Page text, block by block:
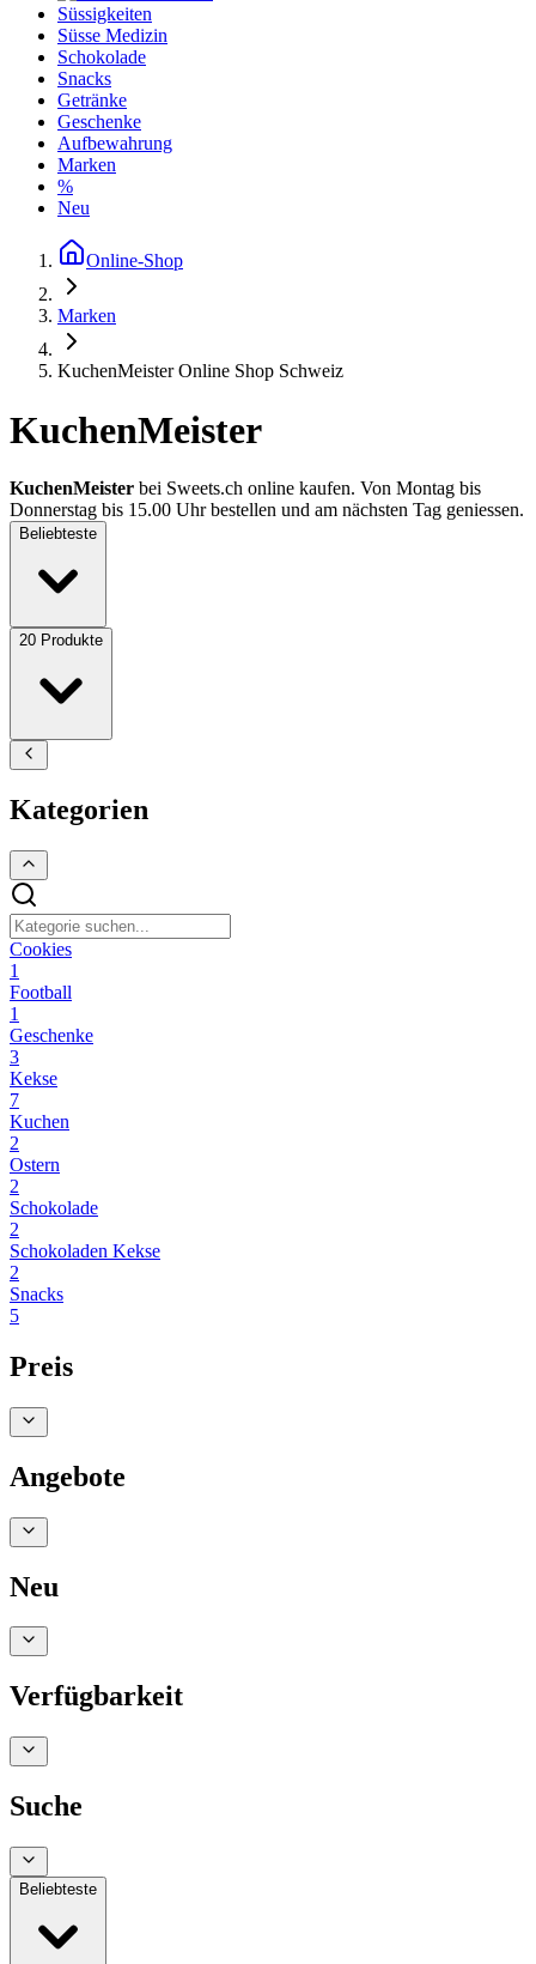
Süssigkeiten
Süsse Medizin
Schokolade
Snacks
Getränke
Geschenke
Aufbewahrung
Marken
%
Neu
Online-Shop
Marken
KuchenMeister Online Shop Schweiz
KuchenMeister
KuchenMeister bei Sweets.ch online kaufen. Von Montag bis
Donnerstag bis 15.00 Uhr bestellen und am nächsten Tag geniessen.
Beliebteste
20 Produkte
Kategorien
Cookies
1
Football
1
Geschenke
3
Kekse
7
Kuchen
2
Ostern
2
Schokolade
2
Schokoladen Kekse
2
Snacks
5
Preis
Angebote
Neu
Verfügbarkeit
Suche
Beliebteste